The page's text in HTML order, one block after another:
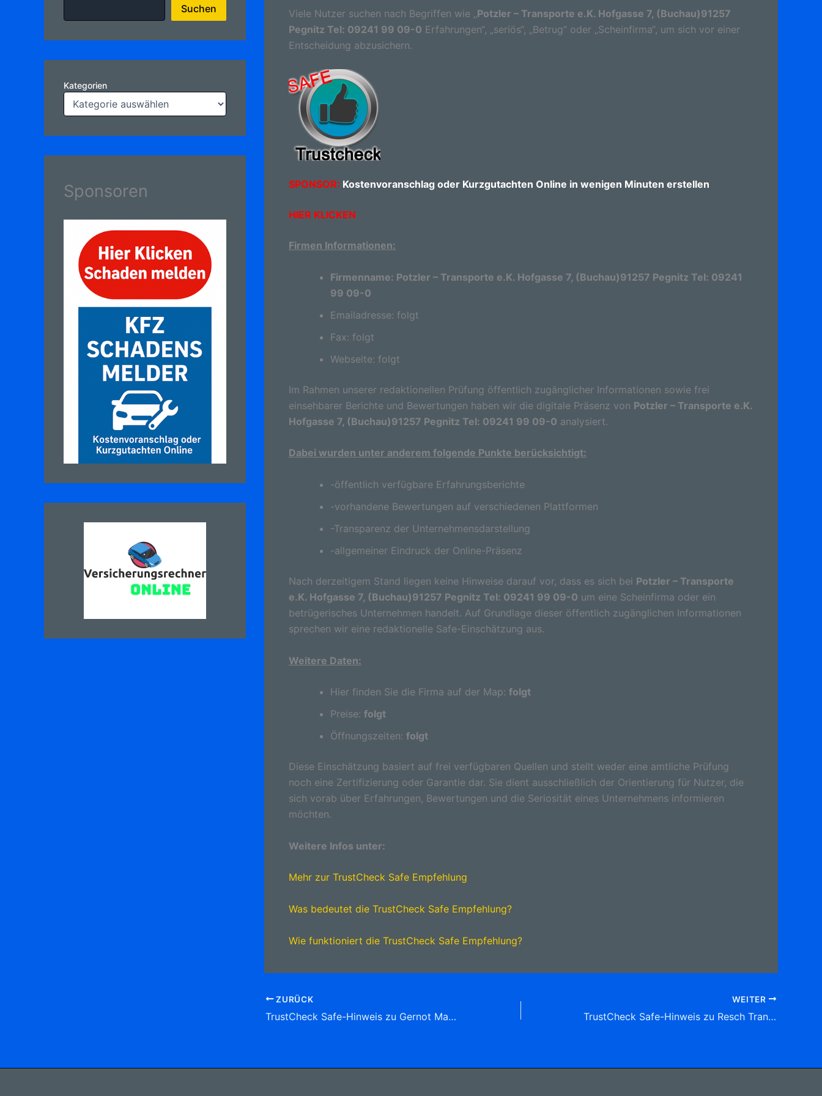
Suchen
Kategorien
Sponsoren
Viele Nutzer suchen nach Begriffen wie „Potzler – Transporte e.K. Hofgasse 7, (Buchau)91257
Pegnitz Tel: 09241 99 09-0 Erfahrungen“, „seriös“, „Betrug“ oder „Scheinfirma“, um sich vor einer
Entscheidung abzusichern.
SPONSOR: Kostenvoranschlag oder Kurzgutachten Online in wenigen Minuten erstellen
HIER KLICKEN
Firmen Informationen:
Firmenname: Potzler – Transporte e.K. Hofgasse 7, (Buchau)91257 Pegnitz Tel: 09241
99 09-0
Emailadresse: folgt
Fax: folgt
Webseite: folgt
Im Rahmen unserer redaktionellen Prüfung öffentlich zugänglicher Informationen sowie frei
einsehbarer Berichte und Bewertungen haben wir die digitale Präsenz von Potzler – Transporte e.K.
Hofgasse 7, (Buchau)91257 Pegnitz Tel: 09241 99 09-0 analysiert.
Dabei wurden unter anderem folgende Punkte berücksichtigt:
-öffentlich verfügbare Erfahrungsberichte
-vorhandene Bewertungen auf verschiedenen Plattformen
-Transparenz der Unternehmensdarstellung
-allgemeiner Eindruck der Online-Präsenz
Nach derzeitigem Stand liegen keine Hinweise darauf vor, dass es sich bei Potzler – Transporte
e.K. Hofgasse 7, (Buchau)91257 Pegnitz Tel: 09241 99 09-0 um eine Scheinfirma oder ein
betrügerisches Unternehmen handelt. Auf Grundlage dieser öffentlich zugänglichen Informationen
sprechen wir eine redaktionelle Safe-Einschätzung aus.
Weitere Daten:
Hier finden Sie die Firma auf der Map: folgt
Preise: folgt
Öffnungszeiten: folgt
Diese Einschätzung basiert auf frei verfügbaren Quellen und stellt weder eine amtliche Prüfung
noch eine Zertifizierung oder Garantie dar. Sie dient ausschließlich der Orientierung für Nutzer, die
sich vorab über Erfahrungen, Bewertungen und die Seriosität eines Unternehmens informieren
möchten.
Weitere Infos unter:
Mehr zur TrustCheck Safe Empfehlung
Was bedeutet die TrustCheck Safe Empfehlung?
Wie funktioniert die TrustCheck Safe Empfehlung?
ZURÜCK
TrustCheck Safe-Hinweis zu Gernot Matthes Transporte & Baustoffhandel Eppendorfer Str. 3 C, (Großwaltersdorf)09575 Eppendorf Tel: 037293 6 31
WEITER
TrustCheck Safe-Hinweis zu Resch Transporte GmbH & Co.KG Meederweg 6, (Neida)96484 Meeder Tel: 09566 9 22 80